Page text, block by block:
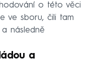
o této věci
ve sboru, čili tam
následně
a